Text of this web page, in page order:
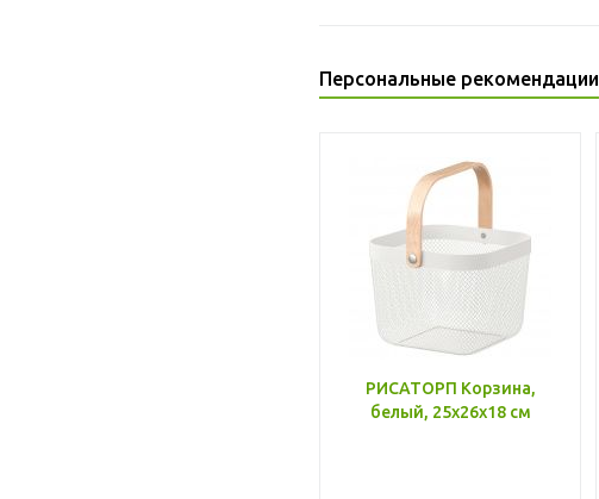
Персональные рекомендации
РИСАТОРП Корзина,
белый, 25x26x18 см